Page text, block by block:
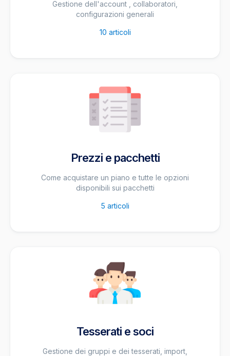
Gestione dell'account , collaboratori,
configurazioni generali
10 articoli
Prezzi e pacchetti
Come acquistare un piano e tutte le opzioni
disponibili sui pacchetti
5 articoli
Tesserati e soci
Gestione dei gruppi e dei tesserati, import,